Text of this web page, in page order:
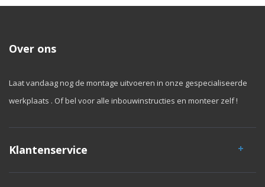
Over ons
Laat vandaag nog de montage uitvoeren in onze gespecialiseerde
werkplaats . Of bel voor alle inbouwinstructies en monteer zelf !
Klantenservice